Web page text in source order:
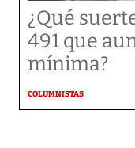
¿Qué
491 que
mínima?
COLUMNISTAS